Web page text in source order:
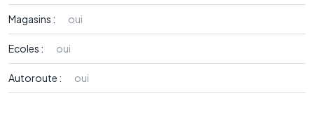
Magasins : oui
Ecoles : oui
Autoroute : oui